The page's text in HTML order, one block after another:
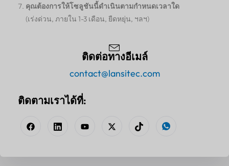
คุณต้องการให้โซลูชันนี้ดำเนินตามกำหนดเวลาใด
(เร่งด่วน, ภายใน 1-3 เดือน, ยืดหยุ่น, ฯลฯ)
ติดต่อทางอีเมล์
contact@lansitec.com
ติดตามเราได้ที่: